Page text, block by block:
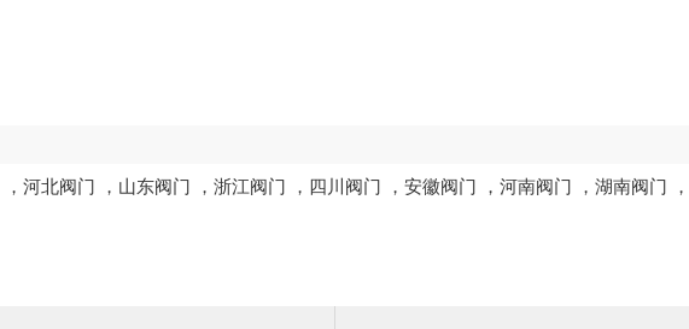
， 河北阀门 ， 山东阀门 ， 浙江阀门 ， 四川阀门 ， 安徽阀门 ， 河南阀门 ， 湖南阀门 ，